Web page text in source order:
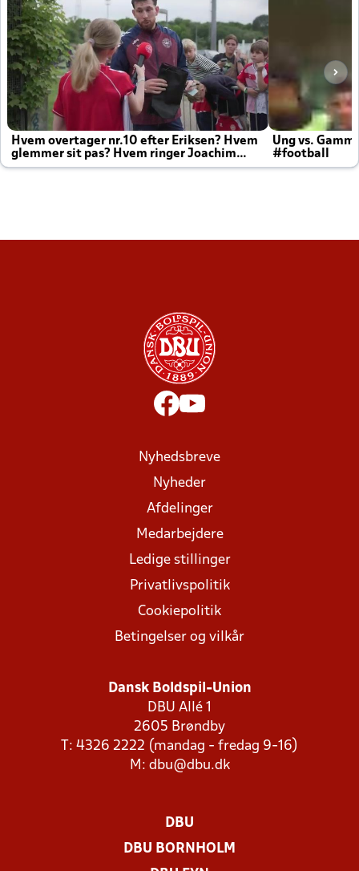
Hvem overtager nr.10 efter Eriksen? Hvem
glemmer sit pas? Hvem ringer Joachim
altid til efter kampe?
Ung vs.
#football
Nyhedsbreve
Nyheder
Afdelinger
Medarbejdere
Ledige stillinger
Privatlivspolitik
Cookiepolitik
Betingelser og vilkår
Dansk Boldspil-Union
DBU Allé 1
2605 Brøndby
T: 4326 2222 (mandag - fredag 9-16)
M: dbu@dbu.dk
DBU
DBU BORNHOLM